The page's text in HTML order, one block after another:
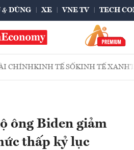
& DÙNG XE VNE TV TECH
CHÍNHKINH TẾ SỐKINH TẾ XANH
ông Biden giảm
thấp kỷ lục